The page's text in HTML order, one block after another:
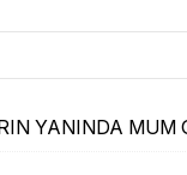
YANINDA MUM